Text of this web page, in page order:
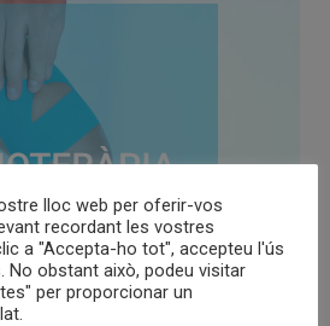
lloc web per oferir-vos
recordant les vostres
a "Accepta-ho tot", accepteu l'ús
No obstant això, podeu visitar
per proporcionar un